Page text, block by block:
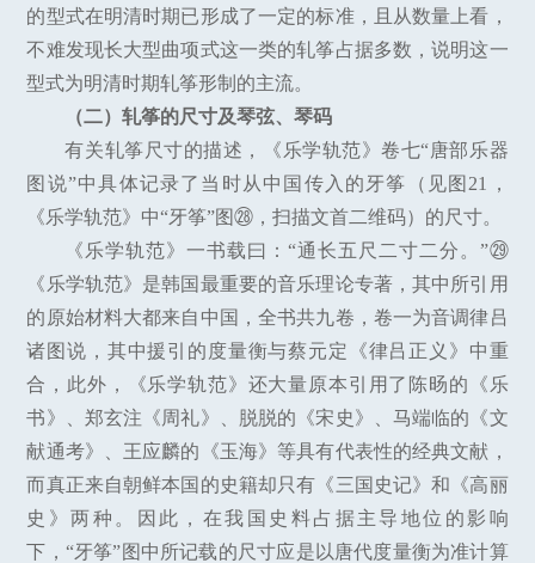
的型式在明清时期已形成了一定的标准，且从数量上看，
不难发现长大型曲项式这一类的轧筝占据多数，说明这一
型式为明清时期轧筝形制的主流。
（二）轧筝的尺寸及琴弦、琴码
有关轧筝尺寸的描述，《乐学轨范》卷七“唐部乐器
图说”中具体记录了当时从中国传入的牙筝（见图21，
《乐学轨范》中“牙筝”图㉘，扫描文首二维码）的尺寸。
《乐学轨范》一书载曰：“通长五尺二寸二分。”㉙
《乐学轨范》是韩国最重要的音乐理论专著，其中所引用
的原始材料大都来自中国，全书共九卷，卷一为音调律吕
诸图说，其中援引的度量衡与蔡元定《律吕正义》中重
合，此外，《乐学轨范》还大量原本引用了陈旸的《乐
书》、郑玄注《周礼》、脱脱的《宋史》、马端临的《文
献通考》、王应麟的《玉海》等具有代表性的经典文献，
而真正来自朝鲜本国的史籍却只有《三国史记》和《高丽
史》两种。因此，在我国史料占据主导地位的影响
下，“牙筝”图中所记载的尺寸应是以唐代度量衡为准计算